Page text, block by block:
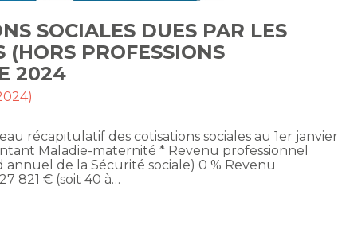
SOCIALES DUES PAR LES
(HORS PROFESSIONS
2024
récapitulatif des cotisations sociales au 1er janvier
Maladie-maternité * Revenu professionnel
de la Sécurité sociale) 0 % Revenu
821 € (soit 40 à…